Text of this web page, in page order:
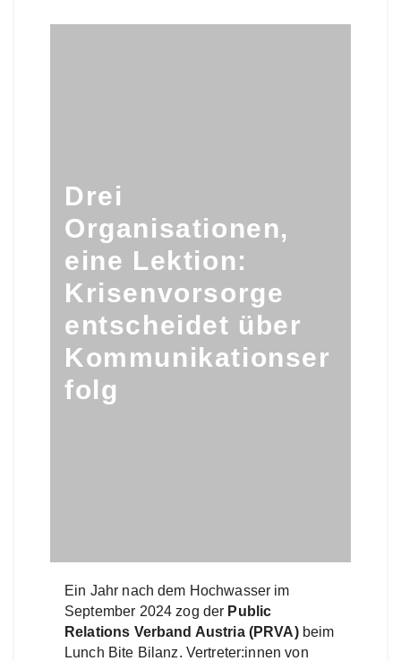
Drei
Organisationen,
eine Lektion:
Krisenvorsorge
entscheidet über
Kommunikationser
folg
Ein Jahr nach dem Hochwasser im
September 2024 zog der Public
Relations Verband Austria (PRVA)beim
Lunch Bite Bilanz. Vertreter:innen von